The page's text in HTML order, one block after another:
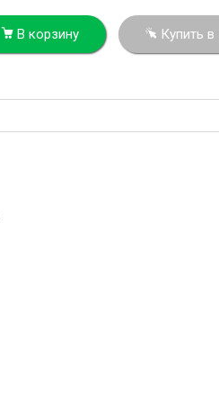
В корзину Купить в